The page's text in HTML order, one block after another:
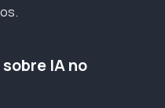
IA no